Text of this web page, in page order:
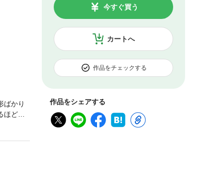
カートへ
今すぐ買う
作品をチェックする
作品をシェアする
ばかり
どご
兎田